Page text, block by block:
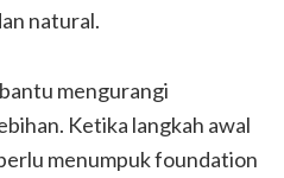
natural.
mengurangi
Ketika langkah awal
menumpuk foundation